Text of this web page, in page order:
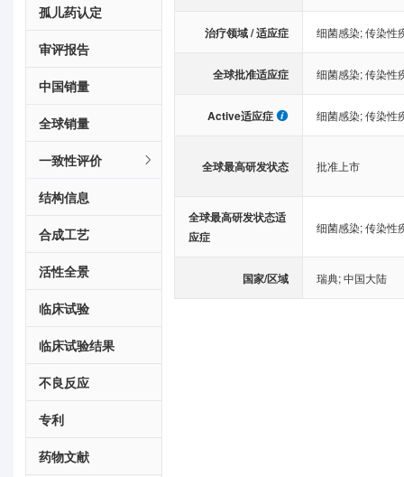
孤儿药认定
审评报告
中国销量
全球销量
一致性评价
结构信息
合成工艺
活性全景
临床试验
临床试验结果
不良反应
专利
药物文献
治疗领域 / 适应症 细菌感染;传染性
全球批准适应症 细菌感染;传染性
Active适应症 细菌感染;传染性
全球最高研发状态 批准上市
全球最高研发状态适
应症
细菌感染;传染性
国家/区域 瑞典;中国大陆